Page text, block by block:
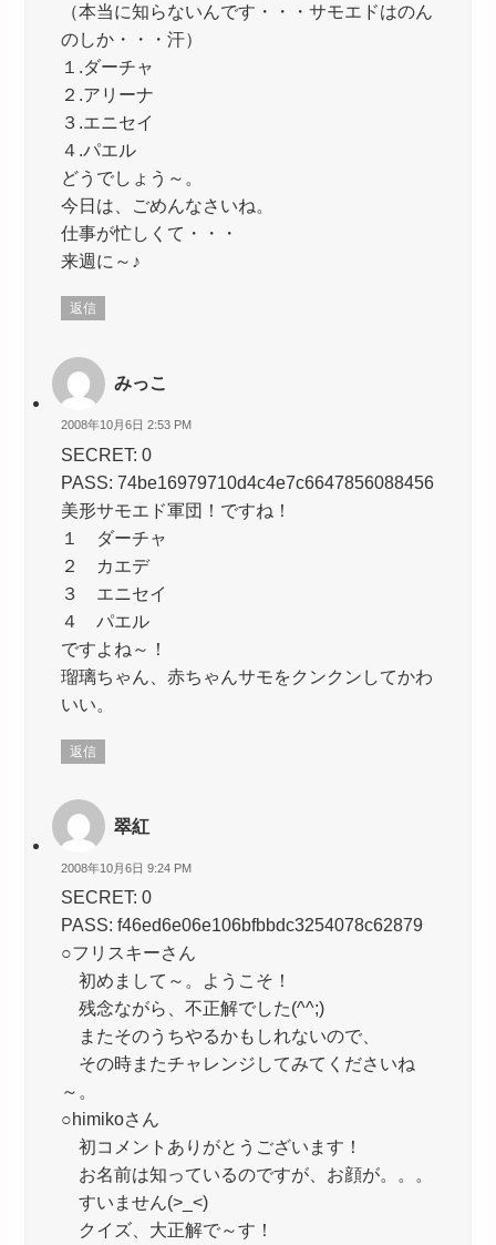
（本当に知らないんです・・・サモエドはのん
のしか・・・汗）
１.ダーチャ
２.アリーナ
３.エニセイ
４.パエル
どうでしょう～。
今日は、ごめんなさいね。
仕事が忙しくて・・・
来週に～♪
返信
みっこ
2008年10月6日 2:53 PM
SECRET: 0
PASS: 74be16979710d4c4e7c6647856088456
美形サモエド軍団！ですね！
１ ダーチャ
２ カエデ
３ エニセイ
４ パエル
ですよね～！
瑠璃ちゃん、赤ちゃんサモをクンクンしてかわ
いい。
返信
翠紅
2008年10月6日 9:24 PM
SECRET: 0
PASS: f46ed6e06e106bfbbdc3254078c62879
○フリスキーさん
初めまして～。ようこそ！
残念ながら、不正解でした(^^;)
またそのうちやるかもしれないので、
その時またチャレンジしてみてくださいね
～。
○himikoさん
初コメントありがとうございます！
お名前は知っているのですが、お顔が。。。
すいません(>_<)
クイズ、大正解で～す！